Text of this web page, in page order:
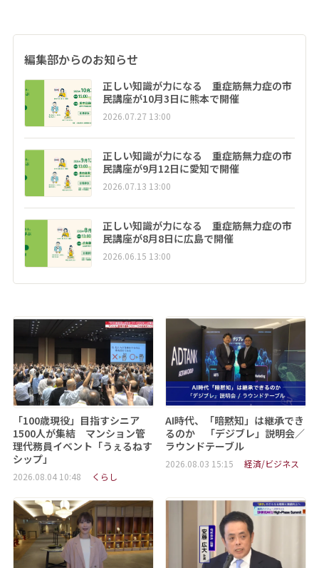
編集部からのお知らせ
正しい知識が力になる 重症筋無力症の市
民講座が10月3日に熊本で開催
2026.07.27 13:00
正しい知識が力になる 重症筋無力症の市
民講座が9月12日に愛知で開催
2026.07.13 13:00
正しい知識が力になる 重症筋無力症の市
民講座が8月8日に広島で開催
2026.06.15 13:00
「100歳現役」目指すシニア
1500人が集結 マンション管
理代務員イベント「うぇるねす
シップ」
2026.08.04 10:48 くらし
AI時代、「暗黙知」は継承でき
るのか 「デジブレ」説明会／
ラウンドテーブル
2026.08.03 15:15 経済/ビジネス